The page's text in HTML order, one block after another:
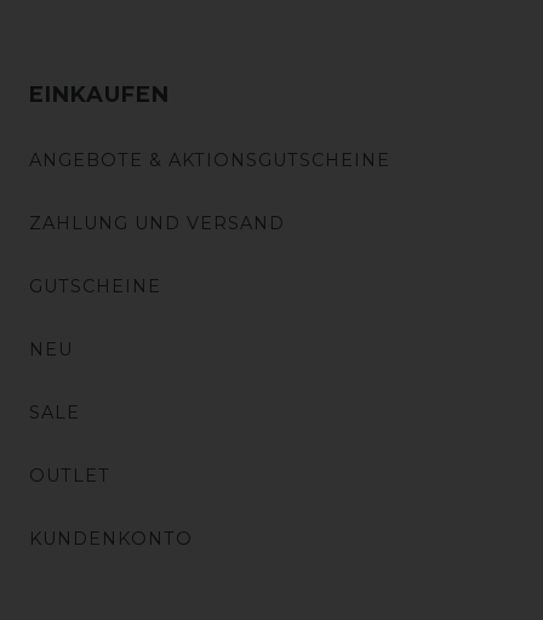
EINKAUFEN
ANGEBOTE & AKTIONSGUTSCHEINE
ZAHLUNG UND VERSAND
GUTSCHEINE
NEU
SALE
OUTLET
KUNDENKONTO